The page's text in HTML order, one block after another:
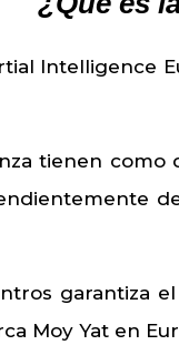
Intelligence
tienen
garantiza
Moy Yat en